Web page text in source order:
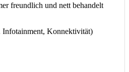
freundlich und nett behandelt
Infotainment, Konnektivität)